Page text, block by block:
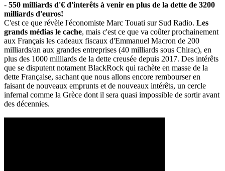
- 550 milliards d'€ d'interêts à venir en plus de la dette de 3200
milliards d'euros!
C'est ce que révèle l'économiste Marc Touati sur Sud Radio. Les
grands médias le cache, mais c'est ce que va coûter prochainement
aux Français les cadeaux fiscaux d'Emmanuel Macron de 200
milliards/an aux grandes entreprises (40 milliards sous Chirac), en
plus des 1000 milliards de la dette creusée depuis 2017. Des intérêts
que se disputent notament BlackRock qui rachète en masse de la
dette Française, sachant que nous allons encore rembourser en
faisant de nouveaux emprunts et de nouveaux intérêts, un cercle
infernal comme la Grèce dont il sera quasi impossible de sortir avant
des décennies.